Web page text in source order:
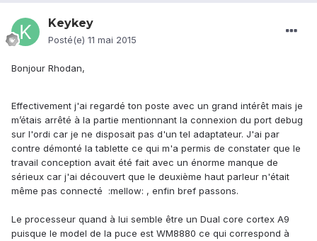
Keykey
Posté(e) 11 mai 2015
Bonjour Rhodan,
Effectivement j'ai regardé ton poste avec un grand intérêt mais je
m’étais arrêté à la partie mentionnant la connexion du port debug
sur l'ordi car je ne disposait pas d'un tel adaptateur. J'ai par
contre démonté la tablette ce qui m'a permis de constater que le
travail conception avait été fait avec un énorme manque de
sérieux car j'ai découvert que le deuxième haut parleur n'était
même pas connecté :mellow: , enfin bref passons.
Le processeur quand à lui semble être un Dual core cortex A9
puisque le model de la puce est WM8880 ce qui correspond à